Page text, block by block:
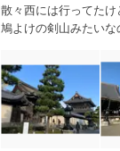
散々西には行ってたけ
鳩よけの剣山みたい